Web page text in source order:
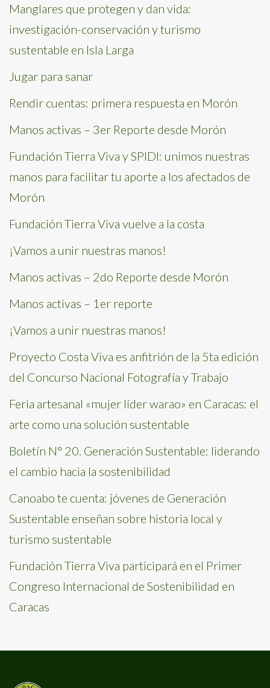
Manglares que protegen y dan vida:
investigación-conservación y turismo
sustentable en Isla Larga
Jugar para sanar
Rendir cuentas: primera respuesta en Morón
Manos activas – 3er Reporte desde Morón
Fundación Tierra Viva y SPIDI: unimos nuestras
manos para facilitar tu aporte a los afectados de
Morón
Fundación Tierra Viva vuelve a la costa
¡Vamos a unir nuestras manos!
Manos activas – 2do Reporte desde Morón
Manos activas – 1er reporte
¡Vamos a unir nuestras manos!
Proyecto Costa Viva es anfitrión de la 5ta edición
del Concurso Nacional Fotografía y Trabajo
Feria artesanal «mujer líder warao» en Caracas: el
arte como una solución sustentable
Boletín N° 20. Generación Sustentable: liderando
el cambio hacia la sostenibilidad
Canoabo te cuenta: jóvenes de Generación
Sustentable enseñan sobre historia local y
turismo sustentable
Fundación Tierra Viva participará en el Primer
Congreso Internacional de Sostenibilidad en
Caracas